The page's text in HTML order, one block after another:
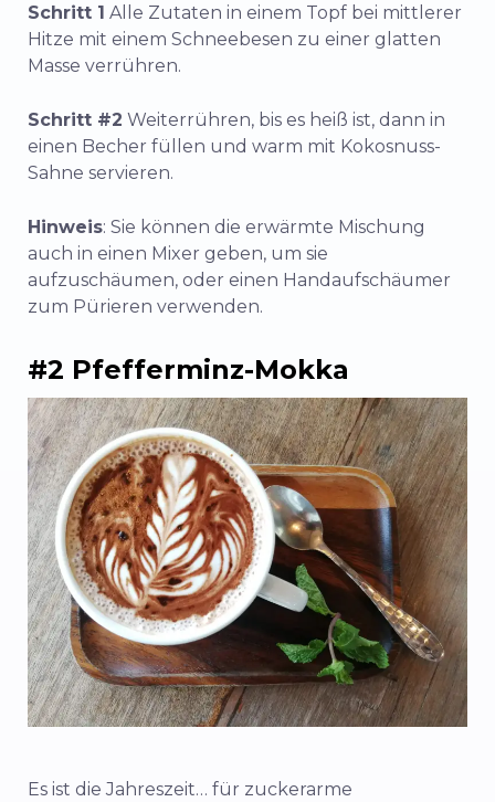
Schritt 1 Alle Zutaten in einem Topf bei mittlerer
Hitze mit einem Schneebesen zu einer glatten
Masse verrühren.
Schritt #2 Weiterrühren, bis es heiß ist, dann in
einen Becher füllen und warm mit Kokosnuss-
Sahne servieren.
Hinweis: Sie können die erwärmte Mischung
auch in einen Mixer geben, um sie
aufzuschäumen, oder einen Handaufschäumer
zum Pürieren verwenden.
#2 Pfefferminz-Mokka
Es ist die Jahreszeit… für zuckerarme